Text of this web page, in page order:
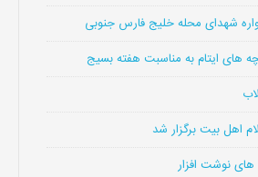
شهدای محله خلیج فارس جنوبی
های ایتام به مناسبت هفته بسیج
اهل بیت برگزار شد
های نوشت افزار